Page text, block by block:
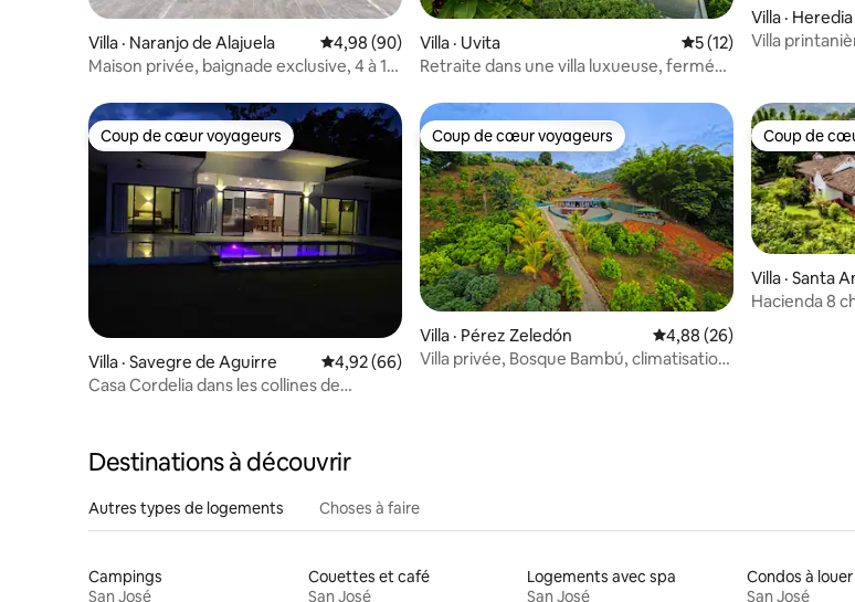
Villa · Naranjo de Alajuela Note moyenne de 4,98 sur 5, 90 commentaires
4,98 (90)
Maison privée, baignade exclusive, 4 à 12
Villa · Uvita Note moyenne de 5
5 (12)
Retraite dans une villa luxueuse, fermée
Villa ·
Villa
Coup de cœur voyageurs
Coup de cœur voyageurs
Villa · Savegre de Aguirre Note moyenne de 4,92 sur 5, 66 commentaires
4,92 (66)
Casa Cordelia dans les collines de
Coup de cœur voyageurs
Coup de cœur voyageurs
Villa · Pérez Zeledón Note moyenne de 4,88
4,88 (26)
Villa privée, Bosque Bambú, climatisation,
Coup de
Coup de
Villa · Santa
Hacienda 8
Destinations à découvrir
Autres types de logements Choses à faire
Campings
San José
Couettes et café
San José
Logements avec spa
San José
Condos à louer
San José